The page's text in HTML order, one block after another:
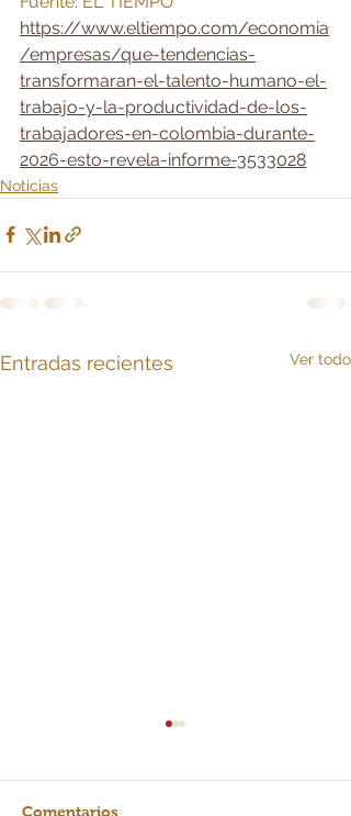
https://www.eltiempo.com/economia
/empresas/que-tendencias-
transformaran-el-talento-humano-el-
trabajo-y-la-productividad-de-los-
trabajadores-en-colombia-durante-
2026-esto-revela-informe-3533028
Noticias
Entradas recientes Ver todo
Comentarios